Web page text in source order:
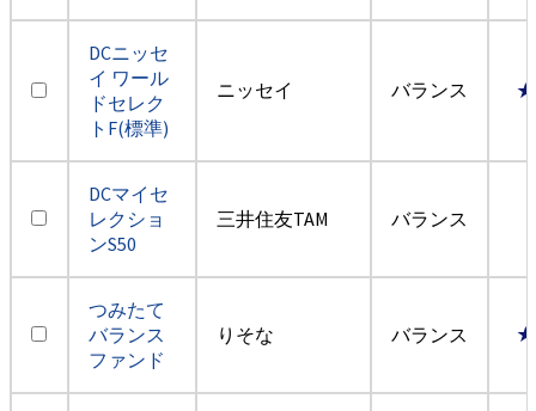
DCニッセ
イ ワール
ドセレク
トF(標準)
ニッセイ バランス
DCマイセ
レクショ
ンS50
三井住友TAM バランス
つみたて
バランス
ファンド
りそな バランス